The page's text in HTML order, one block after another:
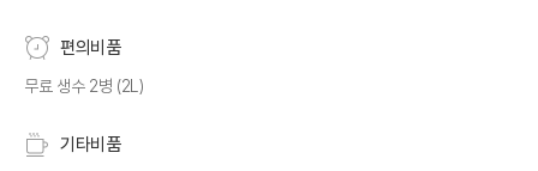
편의비품
무료 생수 2병 (2L)
기타비품